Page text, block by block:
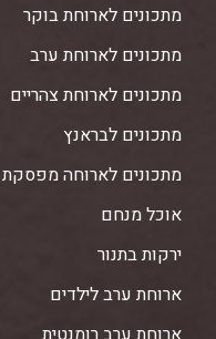
מתכונים לארוחת בוקר
מתכונים לארוחת ערב
מתכונים לארוחת צהריים
מתכונים לבראנץ
מתכונים לארוחה מפסקת
אוכל מנחם
ירקות בתנור
ארוחת ערב לילדים